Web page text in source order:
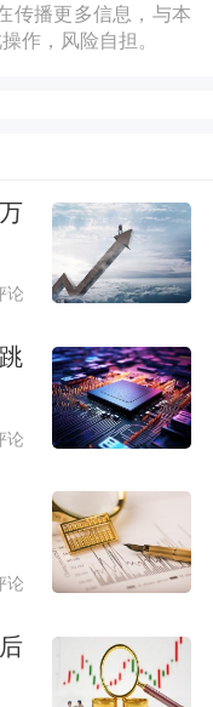
上月改善约
尾因素叠加
），过去五
下降2.9%(前
降约0.54个百
涨0.2%（前
环比均值为
，同比上
传播更多信息，与本
作，风险自担。
论
论
论